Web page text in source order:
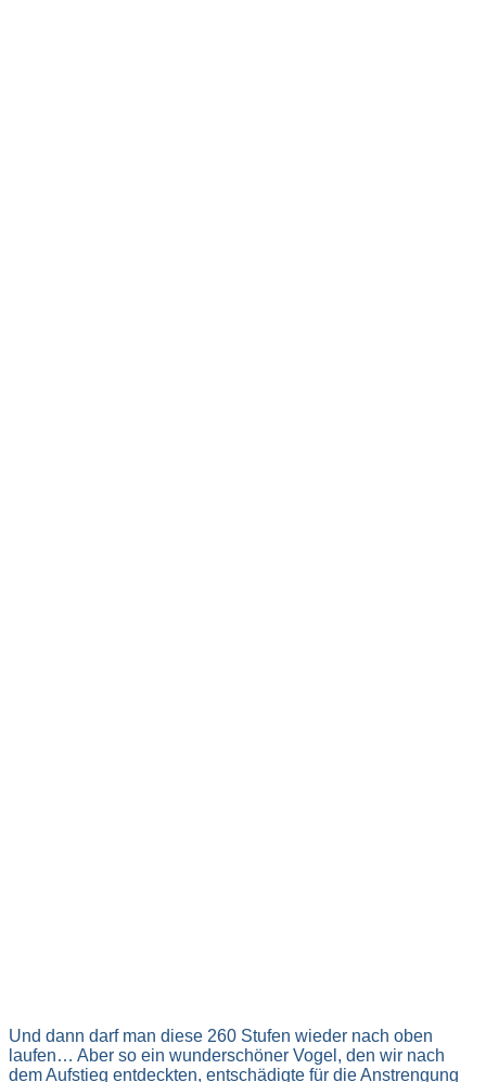
Und dann darf man diese 260 Stufen wieder nach oben
laufen… Aber so ein wunderschöner Vogel, den wir nach
dem Aufstieg entdeckten, entschädigte für die Anstrengung